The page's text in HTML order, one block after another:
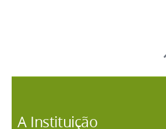
A Instituição